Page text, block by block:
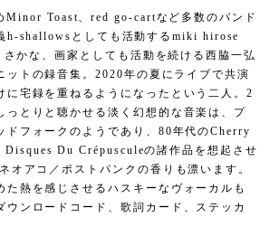
Minor Toast、red go-cartなど多数のバンド
h-shallowsとしても活動するmiki hirose
かな、画家としても活動を続ける西脇一弘
ットの録音集。2020年の夏にライブで共演
に宅録を重ねるようになったという二人。2
っとりと聴かせる淡く幻想的な音楽は、プ
ドフォークのようであり、80年代のCherry
Disques Du Crépusculeの諸作品を想起させ
オアコ／ポストパンクの香りも漂います。
た熱を感じさせるハスキーなヴォーカルも
ウンロードコード、歌詞カード、ステッカ